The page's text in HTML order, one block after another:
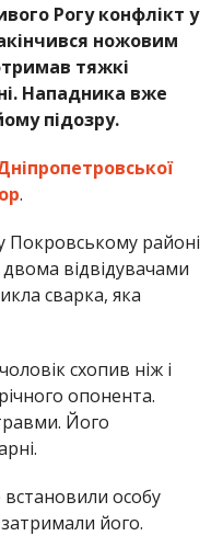
Рогу конфлікт у
ножовим
тяжкі
Нападника вже
підозру.
.
Покровському районі
двома відвідувачами
сварка, яка
схопив ніж і
опонента.
Його
особу
його.